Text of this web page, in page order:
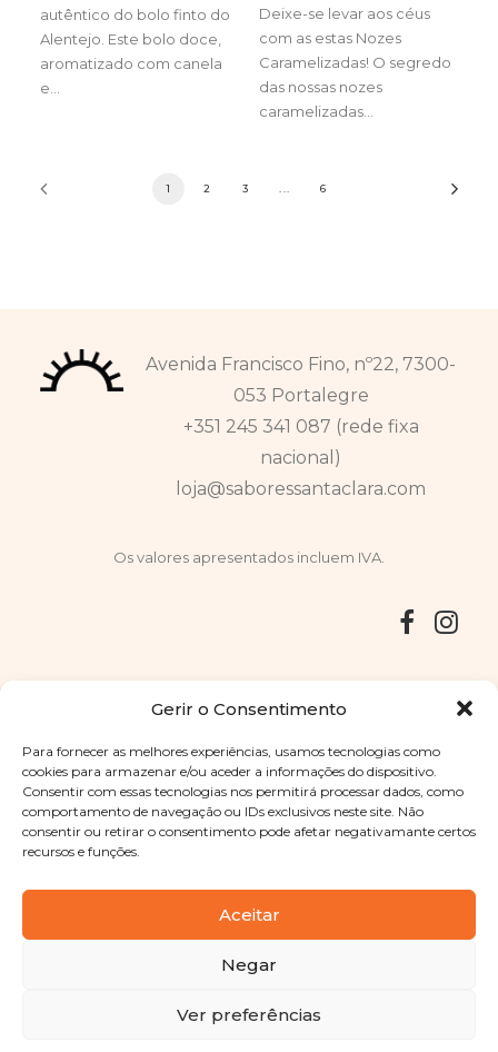
Gerir o Consentimento
Para fornecer as melhores experiências, usamos tecnologias como
cookies para armazenar e/ou aceder a informações do dispositivo.
Consentir com essas tecnologias nos permitirá processar dados, como
comportamento de navegação ou IDs exclusivos neste site. Não
consentir ou retirar o consentimento pode afetar negativamante certos
recursos e funções.
Aceitar
Negar
Ver preferências
autêntico do bolo finto do
Alentejo. Este bolo doce,
aromatizado com canela
e…
Deixe-se levar aos céus
com as estas Nozes
Caramelizadas! O segredo
das nossas nozes
caramelizadas…
1 2 3 6
Avenida Francisco Fino, nº22, 7300-
053 Portalegre
+351 245 341 087 (rede fixa
nacional)
loja@saboressantaclara.com
Os valores apresentados incluem IVA.
Copyright © 2025 Sabores Santa Clara
. Todos os direitos
reservadosPolítica de Privacidade |Termos e condições
Designed byShift Your Branding Agency